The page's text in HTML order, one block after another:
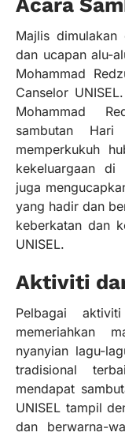
Majlis dimulakan
dan ucapan alu-
Mohammad
Canselor
Mohammad
sambutan
memperkukuh
kekeluargaan di
juga
yang hadir dan
keberkatan dan
UNISEL.
Aktiviti
Pelbagai
memeriahkan
nyanyian lagu-
tradisional
mendapat
UNISEL tampil
dan berwarna-